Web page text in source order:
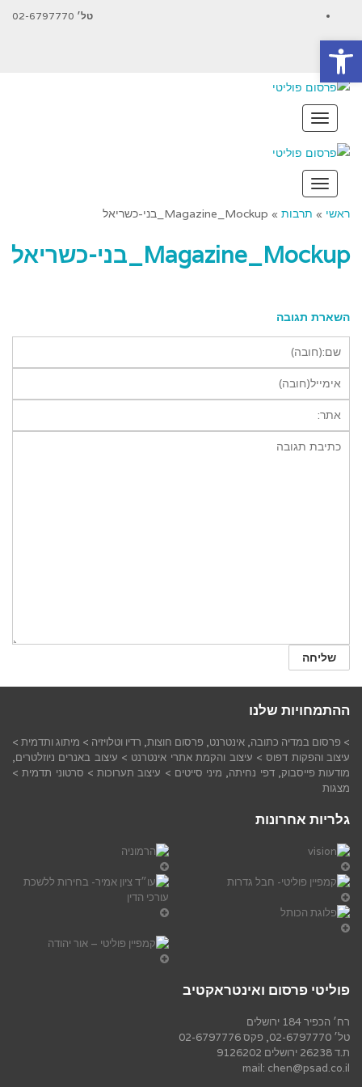
טל׳
תפריט
תפריט
ראשי » תרבות » Magazine_Mockup_בני-כשריאל
Magazine_Mockup_בני-כשריאל
השארת תגובה
ההתמחויות שלנו
> פרסום במדיה כתובה, אינטרנט, פרסום חוצות, רדיו וטלויזיה > מיתוג ותדמית >
עיצוב והפקות דפוס > עיצוב והקמת אתרי אינטרנט > עיצוב באנרים ניוזלטרים,
מודעות פייסבוק, דפי נחיתה, מיני סייטים > עיצוב תערוכות > סרטוני תדמית >
מצגות
גלריות אחרונות
פוליטי פרסום ואינטראקטיב
רח׳ הכפיר 184 ירושלים
טל׳ 02-6797770, פקס 02-6797776
ת.ד 26238 ירושלים 9126202
mail: chen@psad.co.il
פתח סרגל נגישות